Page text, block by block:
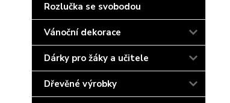
Rozlučka se svobodou
Vánoční dekorace
Dárky pro žáky a učitele
Dřevěné výrobky